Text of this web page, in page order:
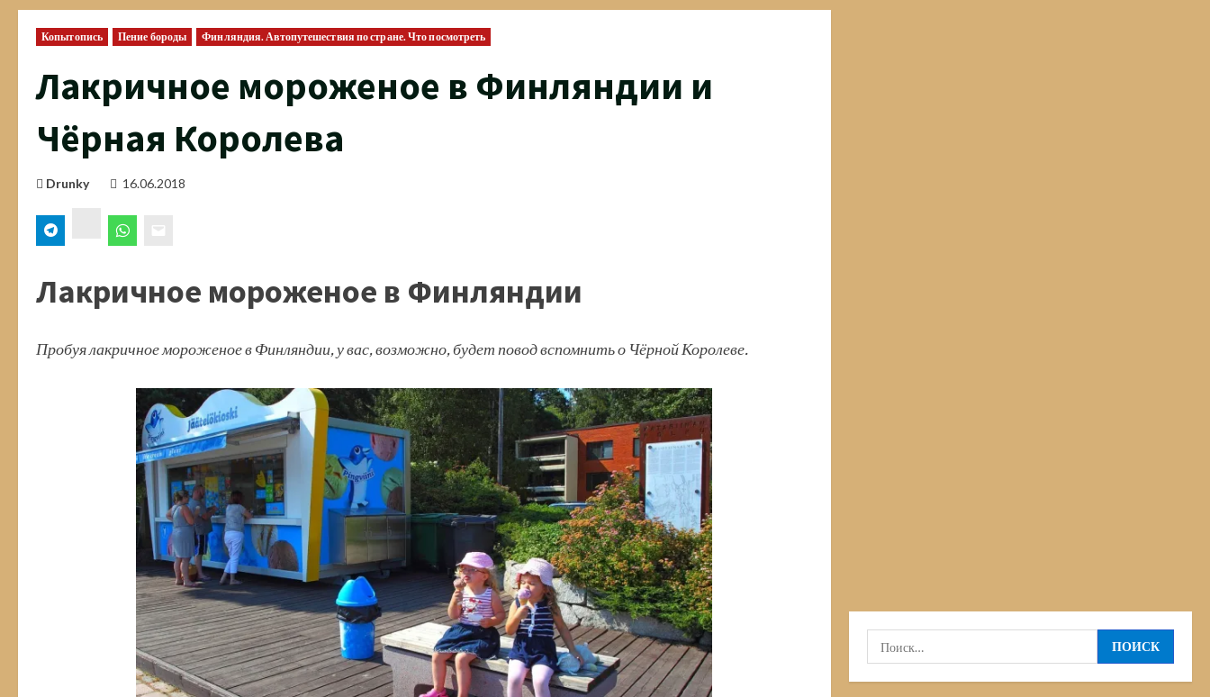
Копытопись Пение бороды Финляндия. Автопутешествия по стране. Что посмотреть
Лакричное мороженое в Финляндии и
Чёрная Королева
Drunky 16.06.2018
Лакричное мороженое в Финляндии
Пробуя лакричное мороженое в Финляндии, у вас, возможно, будет повод вспомнить о Чёрной Королеве.
Найти: